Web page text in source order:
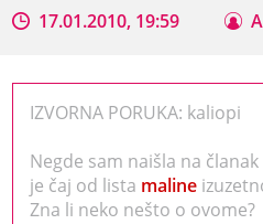
17.01.2010, 19:59
IZVORNA PORUKA: kaliopi
Negde sam naišla na
je čaj od lista maline
Zna li neko nešto o ovome?